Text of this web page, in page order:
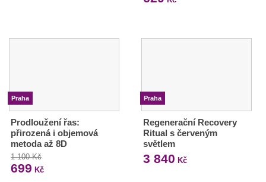
Praha
Prodloužení řas:
přirozená i objemová
metoda až 8D
1 100 Kč
699 Kč
Praha
Regenerační Recovery
Ritual s červeným
světlem
3 840 Kč